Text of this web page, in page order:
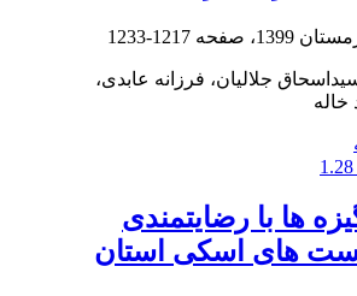
1217-1233
جلالیان، فرزانه عابدی،
خاله
ها با رضایتمندی
های اسکی استان